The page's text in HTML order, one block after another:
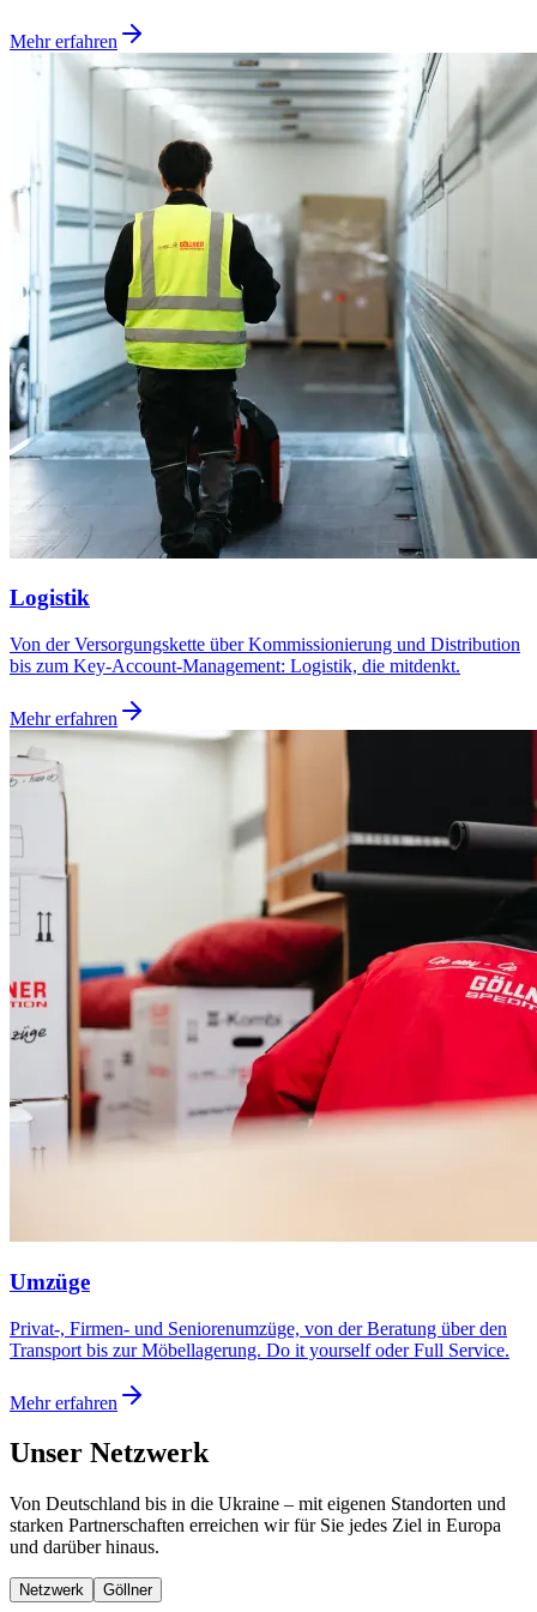
Mehr erfahren
Logistik
Von der Versorgungskette über Kommissionierung und Distribution
bis zum Key-Account-Management: Logistik, die mitdenkt.
Mehr erfahren
Umzüge
Privat-, Firmen- und Seniorenumzüge, von der Beratung über den
Transport bis zur Möbellagerung. Do it yourself oder Full Service.
Mehr erfahren
Unser Netzwerk
Von Deutschland bis in die Ukraine – mit eigenen Standorten und
starken Partnerschaften erreichen wir für Sie jedes Ziel in Europa
und darüber hinaus.
Netzwerk Göllner